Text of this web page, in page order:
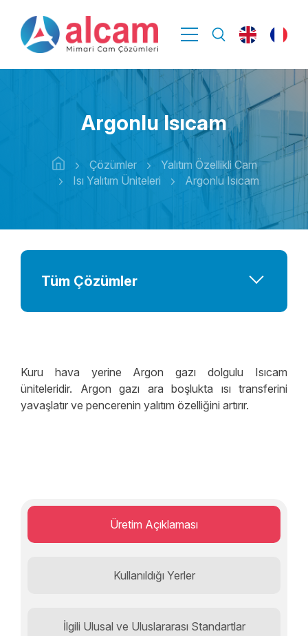
Argonlu Isıcam
Çözümler
Yalıtım Özellikli Cam
Isı Yalıtım Üniteleri
Argonlu Isıcam
Tüm Çözümler
Yalıtım Özellikli Cam
Güvenlik Özellikli Cam
Kuru hava yerine Argon gazı dolgulu Isıcam
üniteleridir. Argon gazı ara boşlukta ısı transferini
yavaşlatır ve pencerenin yalıtım özelliğini artırır.
Üretim Açıklaması
Kullanıldığı Yerler
İlgili Ulusal ve Uluslararası Standartlar